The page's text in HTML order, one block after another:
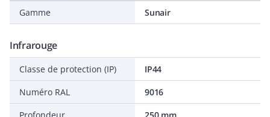
Gamme Sunair
Infrarouge
Classe de protection (IP)
IP44
Numéro RAL
9016